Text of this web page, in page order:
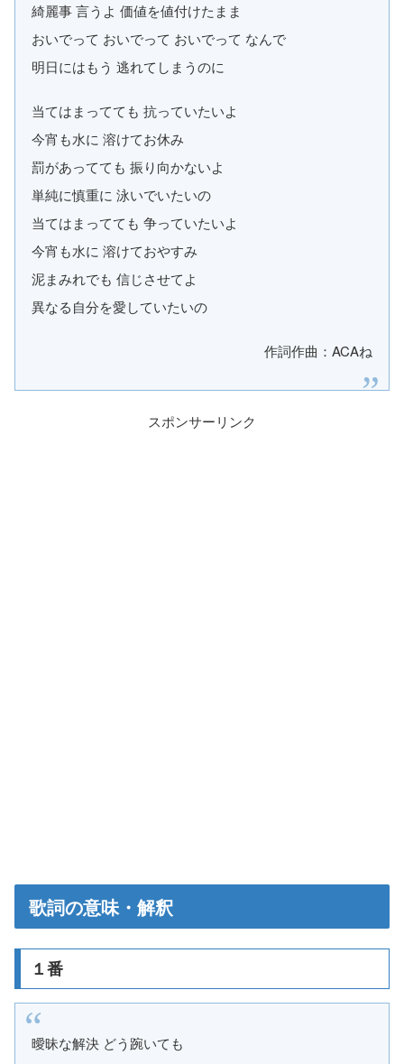
綺麗事 言うよ 価値を値付けたまま
おいでって おいでって おいでって なんで
明日にはもう 逃れてしまうのに
当てはまってても 抗っていたいよ
今宵も水に 溶けてお休み
罰があってても 振り向かないよ
単純に慎重に 泳いでいたいの
当てはまってても 争っていたいよ
今宵も水に 溶けておやすみ
泥まみれでも 信じさせてよ
異なる自分を愛していたいの
作詞作曲：ACAね
スポンサーリンク
歌詞の意味・解釈
１番
曖昧な解決 どう踠いても